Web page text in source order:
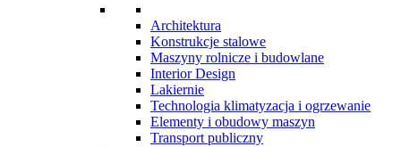
Architektura
Konstrukcje stalowe
Maszyny rolnicze i budowlane
Interior Design
Lakiernie
Technologia klimatyzacja i ogrzewanie
Elementy i obudowy maszyn
Transport publiczny